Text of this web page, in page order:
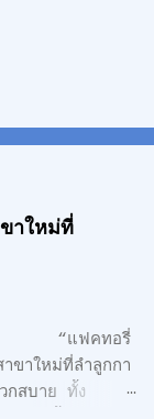
าใหม่ที่
อรี่
าใหม่ที่ลำลูกกา
สบาย ทั้ง